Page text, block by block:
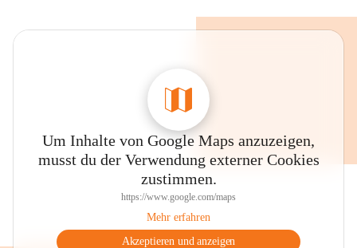
Um Inhalte von Google Maps anzuzeigen,
musst du der Verwendung externer Cookies
zustimmen.
https://www.google.com/maps
Mehr erfahren
Akzeptieren und anzeigen